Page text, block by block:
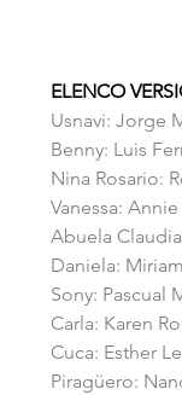
ELENCO
Usnavi: Jorge
Benny: Luis
Nina Rosario:
Vanessa: Annie
Abuela
Daniela:
Sony: Pascual
Carla: Karen
Cuca: Esther
Piragüero: